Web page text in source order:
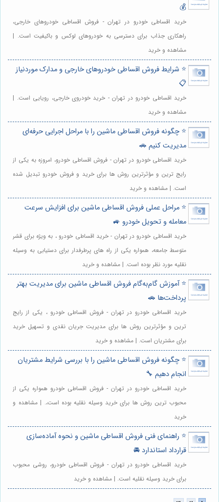
💰
خرید اقساطی خودرو در تهران - فروش اقساطی خودروهای خارجی،
راهکاری جذاب برای دسترسی به خودروهای لوکس و باکیفیت است. |
مشاهده و خرید
⭐️ شرایط فروش اقساطی خودروهای خارجی و مدارک موردنیاز
📋
خرید اقساطی خودرو در تهران - خرید خودروی خارجی، رویایی است. |
مشاهده و خرید
⭐️ چگونه فروش اقساطی ماشین را با مراحل اجرایی حرفه‌ای
مدیریت کنیم 🚗
خرید اقساطی خودرو در تهران - فروش اقساطی خودرو، امروزه به یکی از
رایج ترین و مؤثرترین روش ها برای خرید و فروش خودرو تبدیل شده
است. | مشاهده و خرید
⭐️ مراحل عملی فروش اقساطی ماشین برای افزایش سرعت
معامله و تحویل خودرو 🚙
خرید اقساطی خودرو در تهران - خرید اقساطی خودرو ، به ویژه برای قشر
متوسط جامعه، همواره یکی از راه های پرطرفدار برای دستیابی به وسیله
نقلیه مورد نظر بوده است. | مشاهده و خرید
⭐️ آموزش گام‌به‌گام فروش اقساطی ماشین برای مدیریت بهتر
پرداخت‌ها 🚗
خرید اقساطی خودرو در تهران - فروش اقساطی خودرو ، یکی از رایج
ترین و مؤثرترین روش ها برای مدیریت جریان نقدی و تسهیل خرید
برای مشتریان است. | مشاهده و خرید
⭐️ چگونه فروش اقساطی ماشین را با بررسی شرایط مشتریان
انجام دهیم 🔧
خرید اقساطی خودرو در تهران - فروش اقساطی خودرو همواره یکی از
محبوب ترین روش ها برای خرید وسیله نقلیه بوده است،. | مشاهده و
خرید
⭐️ راهنمای فنی فروش اقساطی ماشین و نحوه آماده‌سازی
قرارداد استاندارد 🚘
خرید اقساطی خودرو در تهران - فروش اقساطی خودرو، روشی محبوب
برای خرید وسیله نقلیه است. | مشاهده و خرید